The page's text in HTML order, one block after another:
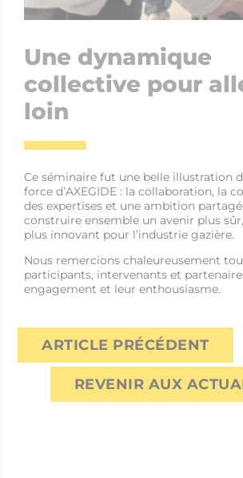
Une dynamique
collective pour
loin
Ce séminaire fut une belle illustration
force d’AXEGIDE : la collaboration, la
des expertises et une ambition
construire ensemble un avenir plus
plus innovant pour l’industrie gazière.
Nous remercions chaleureusement
participants, intervenants et
engagement et leur enthousiasme.
ARTICLE PRÉCÉDENT
REVENIR AUX